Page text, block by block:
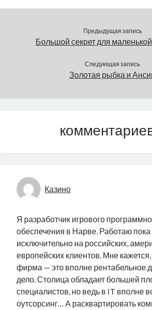
Предыдущая запись
Большой секрет для
Следующая запись
Золотая рыбка и
Казино
Я разработчик игрового
обеспечения в Нарве. Работаю пока
исключительно на российских,
европейских клиентов. Мне
фирма — это вполне рентабельное
дело. Столица обладает большей
специалистов, но ведь в IT вполне
оутсорсинг… А расквартировать